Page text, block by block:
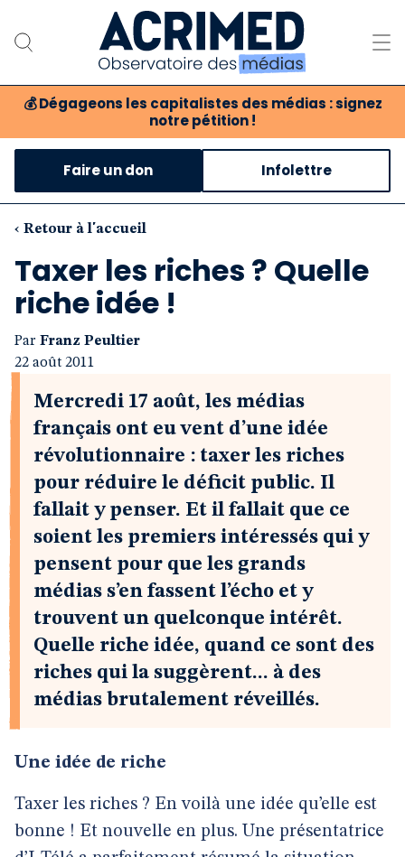
💰 Dégageons les capitalistes des médias : signez
notre pétition !
Notre association
Notre critique des médias
Nos propositions
Notre revue
Boutique
Faire un don Infolettre
‹ Retour à l'accueil
Taxer les riches ? Quelle
riche idée !
Par Franz Peultier
22 août 2011
Mercredi 17 août, les médias
français ont eu vent d’une idée
révolutionnaire : taxer les riches
pour réduire le déficit public. Il
fallait y penser. Et il fallait que ce
soient les premiers intéressés qui y
pensent pour que les grands
médias s’en fassent l’écho et y
trouvent un quelconque intérêt.
Quelle riche idée, quand ce sont des
riches qui la suggèrent... à des
médias brutalement réveillés.
Une idée de riche
Taxer les riches ? En voilà une idée qu’elle est
bonne ! Et nouvelle en plus. Une présentatrice